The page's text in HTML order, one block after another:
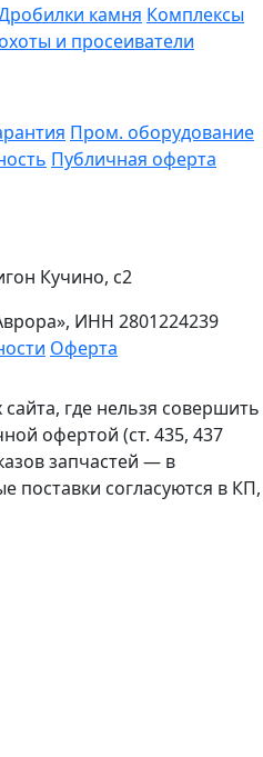
камня Комплексы
и просеиватели
Пром. оборудование
Публичная оферта
Кучино, с2
ИНН 2801224239
Оферта
где нельзя совершить
офертой (ст. 435, 437
запчастей — в
поставки согласуются в КП,